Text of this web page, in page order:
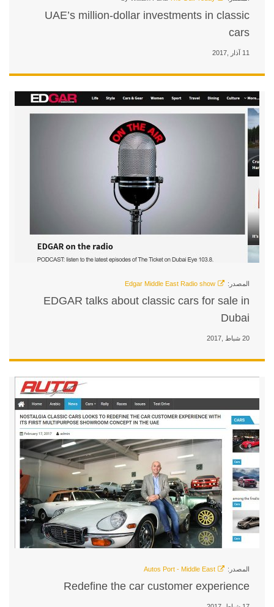
UAE’s million-dollar
EDGAR talks about
Redefine the car